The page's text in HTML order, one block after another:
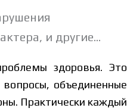
и другие...
здоровья. Это
вопросы, объединенные
Практически каждый